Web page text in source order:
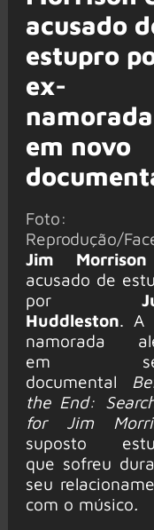
acusado
estupro
ex-
namorada
em novo
Foto:
Reprodução/
Jim Morrison
acusado de
por
Huddleston. A
namorada
em
documental
the End:
for Jim
suposto
que sofreu
seu
com o músico.